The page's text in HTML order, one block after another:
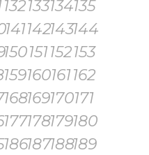
132133134135
141142143144
150151152153
159160161162
168169170171
177178179180
186187188189